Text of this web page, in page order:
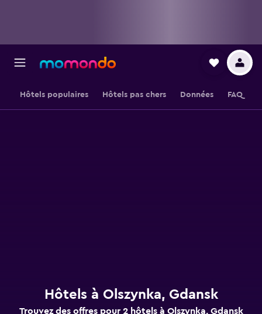
Hôtels populaires Hôtels pas chers Données FAQ
Hôtels à Olszynka, Gdansk
Trouvez des offres pour 2 hôtels à Olszynka, Gdansk